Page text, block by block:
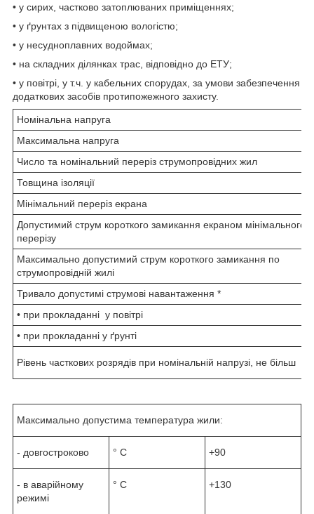
• у сирих, частково затоплюваних приміщеннях;
• у ґрунтах з підвищеною вологістю;
• у несудноплавних водоймах;
• на складних ділянках трас, відповідно до ЕТУ;
• у повітрі, у т.ч. у кабельних спорудах, за умови забезпечення
додаткових засобів протипожежного захисту.
Номінальна напруга
Максимальна напруга
Число та номінальний переріз струмопровідних жил
Товщина ізоляції
Мінімальний переріз екрана
Допустимий струм короткого замикання екраном мінімального
перерізу
Максимально допустимий струм короткого замикання по
струмопровідній жилі
Тривало допустимі струмові навантаження *
• при прокладанні у повітрі
• при прокладанні у ґрунті
Рівень часткових розрядів при номінальній напрузі, не більш
Максимально допустима температура жили:
- довгостроково ° С +90
- в аварійному
режимі
° С +130